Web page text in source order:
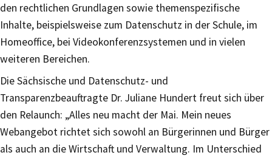
den rechtlichen Grundlagen sowie themenspezifische
Inhalte, beispielsweise zum Datenschutz in der Schule, im
Homeoffice, bei Videokonferenzsystemen und in vielen
weiteren Bereichen.
Die Sächsische und Datenschutz- und
Transparenzbeauftragte Dr. Juliane Hundert freut sich über
den Relaunch: „Alles neu macht der Mai. Mein neues
Webangebot richtet sich sowohl an Bürgerinnen und Bürger
als auch an die Wirtschaft und Verwaltung. Im Unterschied